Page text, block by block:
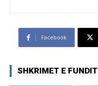
Facebook
SHKRIMET E FUNDIT